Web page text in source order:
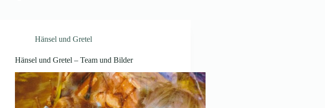
Hänsel und Gretel
Hänsel und Gretel – Team und Bilder